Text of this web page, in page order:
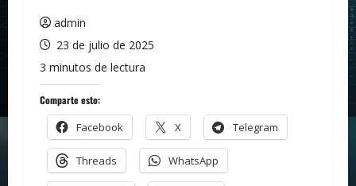
admin
23 de julio de 2025
3 minutos de lectura
Comparte esto:
Facebook X Telegram
Threads WhatsApp